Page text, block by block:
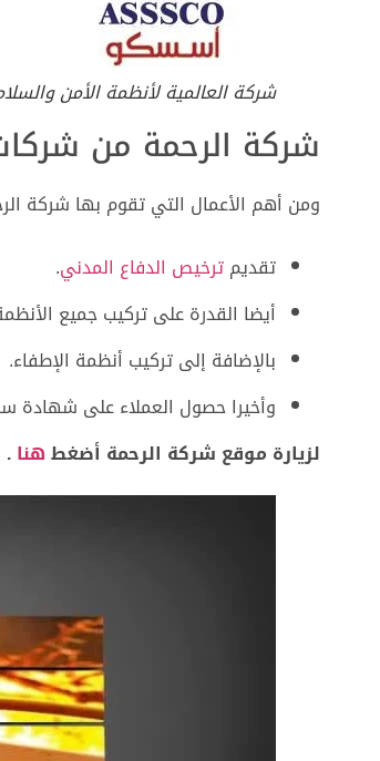
شركة العالمية لأنظمة الأمن
شركة الرحمة من
ومن أهم الأعمال التي تقوم بها شركة
تقديمترخيص الدفاع المدني.
أيضا القدرة على تركيب جميع
بالإضافة إلى تركيب أنظمة الإطفاء.
وأخيرا حصول العملاء على شهادة
لزيارة موقع شركة الرحمة أضغطهنا.